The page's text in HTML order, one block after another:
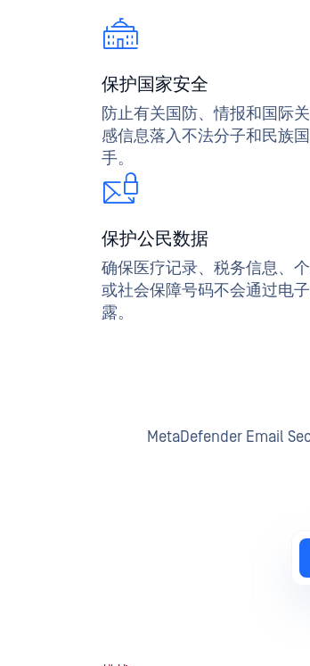
保护国家安全
防止有关国防、情报和国际
感信息落入不法分子和民族
手。
保护公民数据
确保医疗记录、税务信息、
或社会保障号码不会通过电
露。
MetaDefender Email